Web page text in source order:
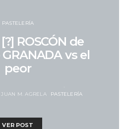
PASTELERÍA
ROSCÓN de
GRANADA vs el
peor
JUAN M. AGRELA PASTELERÍA
VER POST